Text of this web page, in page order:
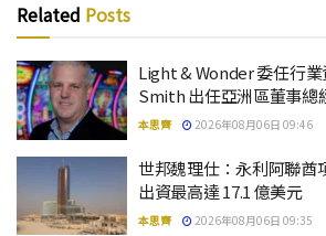
Related Posts
Light & Wonder 委任行
Smith 出任亞洲區董事總
本思齊 2026年08月06日 09:46
世邦魏理仕：永利阿聯酋
出資最高達 17.1 億美元
本思齊 2026年08月06日 09:35